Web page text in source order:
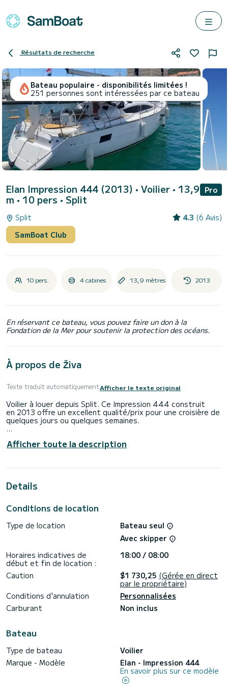
Résultats de recherche
Bateau populaire - disponibilités limitées !
251 personnes sont intéressées par ce bateau
Elan Impression 444 (2013) • Voilier • 13,9
m • 10 pers • Split
Pro
Split 4.3 (6 Avis)
SamBoat Club
10 pers. 4 cabines 13,9 mètres 2013
En réservant ce bateau, vous pouvez faire un don à la
Fondation de la Mer pour soutenir la protection des océans.
À propos de Živa
Texte traduit automatiquementAfficher le texte original
Voilier à louer depuis Split. Ce Impression 444 construit
en 2013 offre un excellent qualité/prix pour une croisière de
quelques jours ou quelques semaines.
de 14 mètres. Vous pourrez accueillir jusqu'à 10 personnes
en navigation et profiter de ses 4 cabines tout confort.
Ce Impression 444 est pourvu de 2 toilettes avec douche.
Ce bateau est équipé d'une Grand voile sur enrouleur et
d'étrave, Haut-parleurs extérieurs, Douche de pont,
Pour toute demande d'information ou réservation, cliquer
sur le bouton « obtenir un devis », un expert SamBoat vous
Afficher toute la description
Details
Conditions de location
Type de location
Bateau seul
Avec skipper
Horaires indicatives de
début et fin de location :
18:00 / 08:00
Caution
$1 730,25 (Gérée en direct
par le propriétaire)
Conditions d'annulation
Personnalisées
Carburant
Non inclus
Bateau
Type de bateau
Voilier
Marque - Modèle
Elan - Impression 444
En savoir plus sur ce modèle